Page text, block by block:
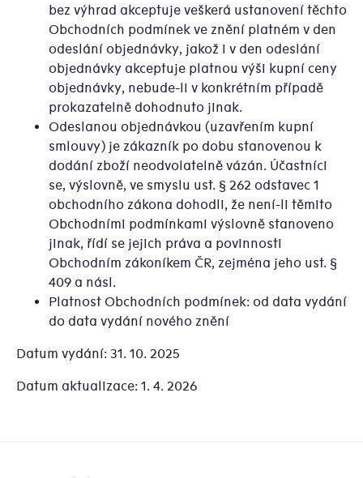
bez výhrad akceptuje veškerá ustanovení těchto
Obchodních podmínek ve znění platném v den
odeslání objednávky, jakož i v den odeslání
objednávky akceptuje platnou výši kupní ceny
objednávky, nebude-li v konkrétním případě
prokazatelně dohodnuto jinak.
Odeslanou objednávkou (uzavřením kupní
smlouvy) je zákazník po dobu stanovenou k
dodání zboží neodvolatelně vázán. Účastníci
se, výslovně, ve smyslu ust. § 262 odstavec 1
obchodního zákona dohodli, že není-li těmito
Obchodními podmínkami výslovně stanoveno
jinak, řídí se jejich práva a povinnosti
Obchodním zákoníkem ČR, zejména jeho ust. §
409 a násl.
Platnost Obchodních podmínek: od data vydání
do data vydání nového znění
Datum vydání: 31. 10. 2025
Datum aktualizace: 1. 4. 2026